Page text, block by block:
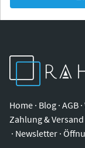
Home · Blog · AGB ·
Zahlung & Versand
· Newsletter ·